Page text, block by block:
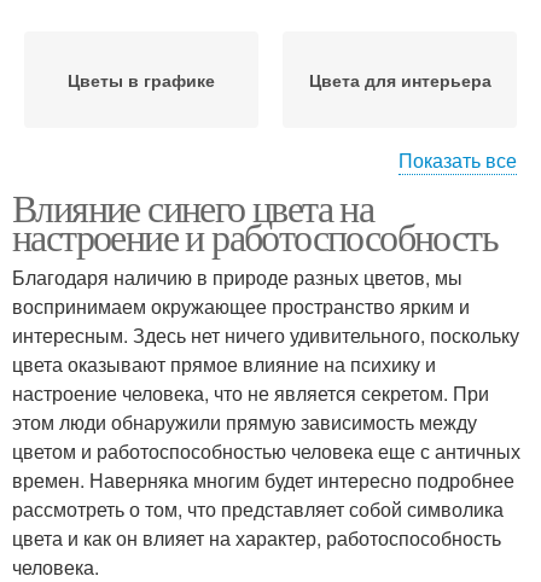
Цветы в графике Цвета для интерьера
Цветы для создания
Показать все
Влияние синего цвета на
настроение и работоспособность
Благодаря наличию в природе разных цветов, мы
воспринимаем окружающее пространство ярким и
интересным. Здесь нет ничего удивительного, поскольку
цвета оказывают прямое влияние на психику и
настроение человека, что не является секретом. При
этом люди обнаружили прямую зависимость между
цветом и работоспособностью человека еще с античных
времен. Наверняка многим будет интересно подробнее
рассмотреть о том, что представляет собой символика
цвета и как он влияет на характер, работоспособность
человека.